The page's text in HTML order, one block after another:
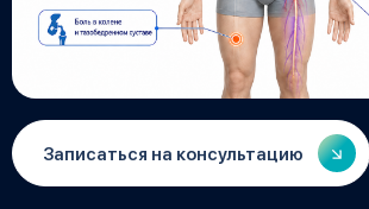
Записаться на консультацию